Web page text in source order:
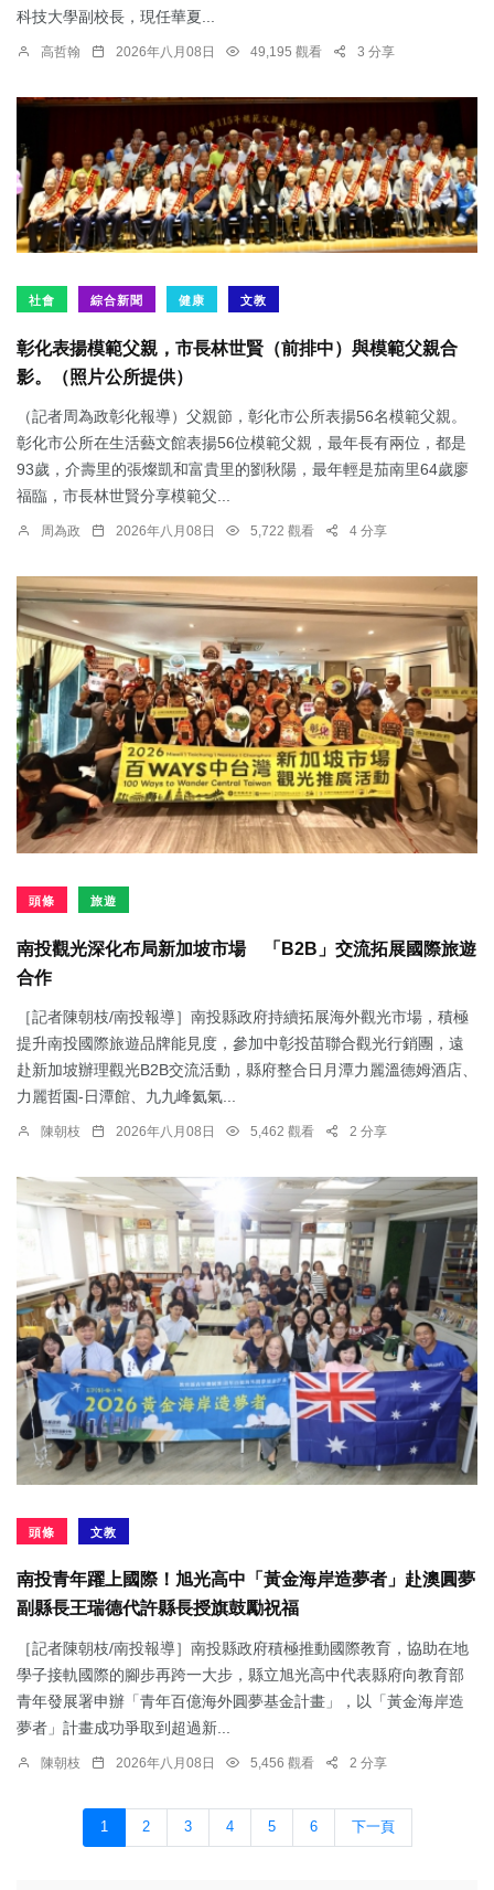
科技大學副校長，現任華夏...
高哲翰 2026年八月08日 49,195 觀看 3 分享
社會 綜合新聞 健康 文教
彰化表揚模範父親，市長林世賢（前排中）與模範父親合
影。（照片公所提供）
（記者周為政彰化報導）父親節，彰化市公所表揚56名模範父親。
彰化市公所在生活藝文館表揚56位模範父親，最年長有兩位，都是
93歲，介壽里的張燦凱和富貴里的劉秋陽，最年輕是茄南里64歲廖
福臨，市長林世賢分享模範父...
周為政 2026年八月08日 5,722 觀看 4 分享
頭條 旅遊
南投觀光深化布局新加坡市場 「B2B」交流拓展國際旅遊
合作
［記者陳朝枝/南投報導］南投縣政府持續拓展海外觀光市場，積極
提升南投國際旅遊品牌能見度，參加中彰投苗聯合觀光行銷團，遠
赴新加坡辦理觀光B2B交流活動，縣府整合日月潭力麗溫德姆酒店、
力麗哲園-日潭館、九九峰氦氣...
陳朝枝 2026年八月08日 5,462 觀看 2 分享
頭條 文教
南投青年躍上國際！旭光高中「黃金海岸造夢者」赴澳圓夢
副縣長王瑞德代許縣長授旗鼓勵祝福
［記者陳朝枝/南投報導］南投縣政府積極推動國際教育，協助在地
學子接軌國際的腳步再跨一大步，縣立旭光高中代表縣府向教育部
青年發展署申辦「青年百億海外圓夢基金計畫」，以「黃金海岸造
夢者」計畫成功爭取到超過新...
陳朝枝 2026年八月08日 5,456 觀看 2 分享
1 2 3 4 5 6 下一頁